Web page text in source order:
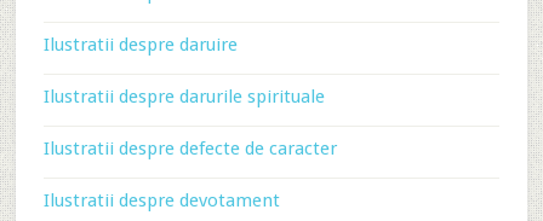
Ilustratii despre daruire
Ilustratii despre darurile spirituale
Ilustratii despre defecte de caracter
Ilustratii despre devotament